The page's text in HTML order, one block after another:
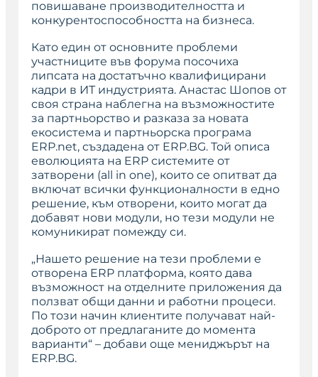
повишаване производителността и
конкурентоспособността на бизнеса.
Като един от основните проблеми
участниците във форума посочиха
липсата на достатъчно квалифицирани
кадри в ИТ индустрията. Анастас Шопов от
своя страна наблегна на възможностите
за партньорство и разказа за новата
екосистема и партньорска програма
ERP.net, създадена от ERP.BG. Той описа
еволюцията на ERP системите от
затворени (all in one), които се опитват да
включат всички функционалности в едно
решение, към отворени, които могат да
добавят нови модули, но тези модули не
комуникират помежду си.
„Нашето решение на тези проблеми е
отворена ERP платформа, която дава
възможност на отделните приложения да
ползват общи данни и работни процеси.
По този начин клиентите получават най-
доброто от предлаганите до момента
варианти“ – добави още мениджърът на
ERP.BG.